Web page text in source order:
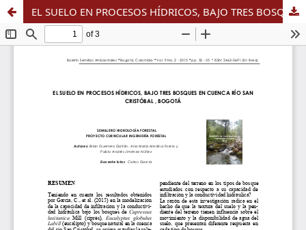
EL SUELO EN PROCESOS HÍDRICOS, BAJO TRES BOSQUES EN CUENCA RÍO SAN CRISTÓBAL , BOGOTÁ